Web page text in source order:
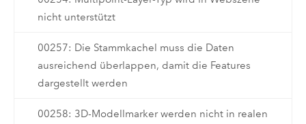
nicht unterstützt
00257: Die Stammkachel muss die Daten
ausreichend überlappen, damit die Features
dargestellt werden
00258: 3D-Modellmarker werden nicht in realen